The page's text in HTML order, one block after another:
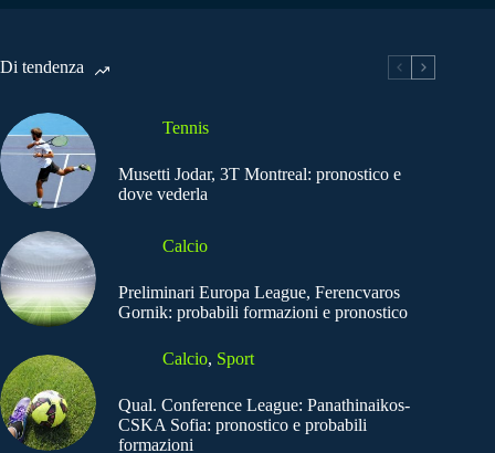
Di tendenza
Tennis
Musetti Jodar, 3T Montreal: pronostico e
dove vederla
Calcio
Preliminari Europa League, Ferencvaros
Gornik: probabili formazioni e pronostico
Calcio, Sport
Qual. Conference League: Panathinaikos-
CSKA Sofia: pronostico e probabili
formazioni